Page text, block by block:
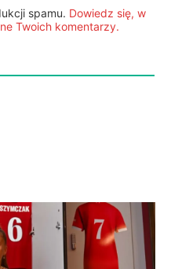
spamu. Dowiedz się, w
Twoich komentarzy.